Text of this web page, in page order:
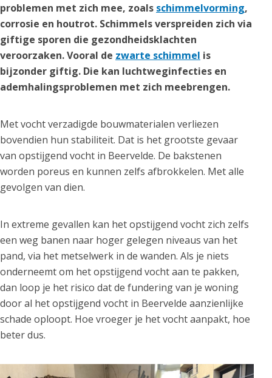
problemen met zich mee, zoals schimmelvorming,
corrosie en houtrot. Schimmels verspreiden zich via
giftige sporen die gezondheidsklachten
veroorzaken. Vooral de zwarte schimmel is
bijzonder giftig. Die kan luchtweginfecties en
ademhalingsproblemen met zich meebrengen.
Met vocht verzadigde bouwmaterialen verliezen
bovendien hun stabiliteit. Dat is het grootste gevaar
van opstijgend vocht in Beervelde. De bakstenen
worden poreus en kunnen zelfs afbrokkelen. Met alle
gevolgen van dien.
In extreme gevallen kan het opstijgend vocht zich zelfs
een weg banen naar hoger gelegen niveaus van het
pand, via het metselwerk in de wanden. Als je niets
onderneemt om het opstijgend vocht aan te pakken,
dan loop je het risico dat de fundering van je woning
door al het opstijgend vocht in Beervelde aanzienlijke
schade oploopt. Hoe vroeger je het vocht aanpakt, hoe
beter dus.